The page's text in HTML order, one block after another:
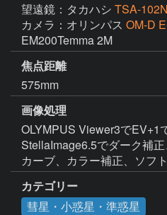
望遠鏡：タカハシ TSA-
カメラ：オリンパス OM-D
EM200Temma 2M
焦点距離
575mm
画像処理
OLYMPUS Viewer3でEV+1
StellaImage6.5でダーク補
カーブ、カラー補正、ソフ
カテゴリー
彗星・小惑星・準惑星